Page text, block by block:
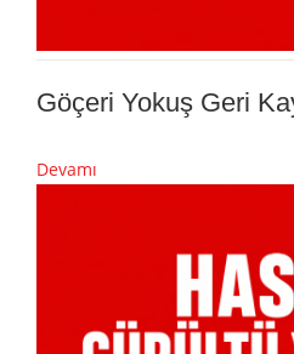
Göçeri Yokuş Geri
Devamı